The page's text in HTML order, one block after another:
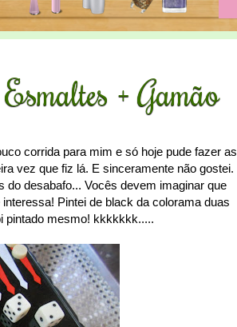
+ Gamão
corrida para mim e só hoje pude fazer as
vez que fiz lá. E sinceramente não gostei.
do desabafo... Vocês devem imaginar que
Pintei de black da colorama duas
pintado mesmo! kkkkkkk.....